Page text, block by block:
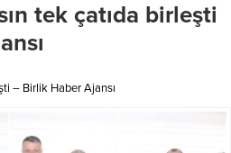
tek çatıda birleşti
– Birlik Haber Ajansı